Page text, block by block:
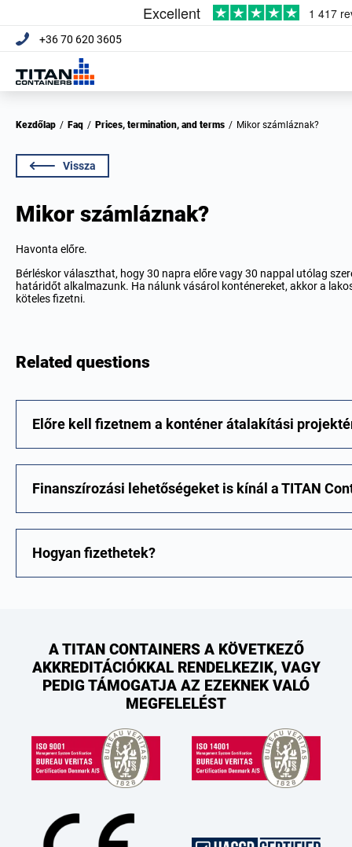
+36 70 620 3605
Kezdőlap / Faq / Prices, termination, and terms / Mikor számláznak?
Vissza
Mikor számláznak?
Havonta előre.
Bérléskor választhat, hogy 30 napra előre vagy 30 nappal utólag
határidőt alkalmazunk. Ha nálunk vásárol konténereket, akkor a
köteles fizetni.
Related questions
Előre kell fizetnem a konténer átalakítási
Finanszírozási lehetőségeket is kínál a TITAN
Hogyan fizethetek?
A TITAN CONTAINERS A KÖVETKEZŐ
AKKREDITÁCIÓKKAL RENDELKEZIK, VAGY
PEDIG TÁMOGATJA AZ EZEKNEK VALÓ
MEGFELELÉST